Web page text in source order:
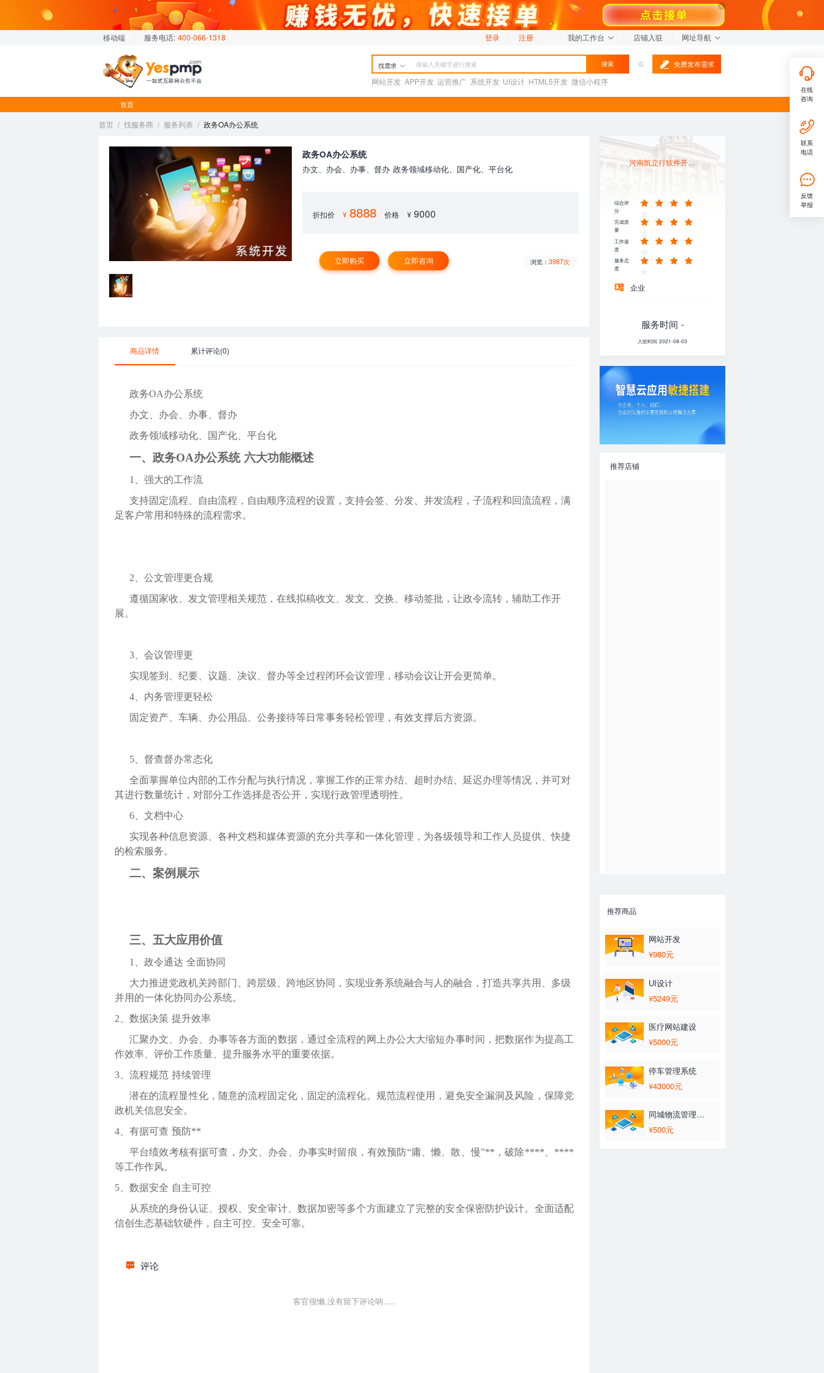
移动端 服务电话: 400-066-1318 登录 注册 我的工作台 店铺入驻 网址导航
找需求 搜索
网站开发 APP开发 运营推广 系统开发 UI设计 HTML5开发 微信小程序
或 免费发布需求
首页
首页 / 找服务商 / 服务列表 / 政务OA办公系统
政务OA办公系统
办文、办会、办事、督办 政务领域移动化、国产化、平台化
折扣价 ¥8888 价格 ¥ 9000
立即购买 立即咨询 浏览：3987次
商品详情 累计评论(0)
政务OA办公系统
办文、办会、办事、督办
政务领域移动化、国产化、平台化
一、政务OA办公系统 六大功能概述
1、 强大的工作流
支持固定流程、自由流程，自由顺序流程的设置，支持会签、分发、并发流程，子流程和回流流程，满
足客户常用和特殊的流程需求。
2、 公文管理更合规
遵循国家收、发文管理相关规范，在线拟稿收文、发文、交换、移动签批，让政令流转，辅助工作开
展。
3、 会议管理更
实现签到、纪要、议题、决议、督办等全过程闭环会议管理，移动会议让开会更简单。
4、 内务管理更轻松
固定资产、车辆、办公用品、公务接待等日常事务轻松管理，有效支撑后方资源。
5、 督查督办常态化
全面掌握单位内部的工作分配与执行情况，掌握工作的正常办结、超时办结、延迟办理等情况，并可对
其进行数量统计，对部分工作选择是否公开，实现行政管理透明性。
6、 文档中心
实现各种信息资源、各种文档和媒体资源的充分共享和一体化管理，为各级领导和工作人员提供、快捷
的检索服务。
二、案例展示
三、五大应用价值
1、 政令通达 全面协同
大力推进党政机关跨部门、跨层级、跨地区协同，实现业务系统融合与人的融合，打造共享共用、多级
并用的一体化协同办公系统。
2、 数据决策 提升效率
汇聚办文、办会、办事等各方面的数据，通过全流程的网上办公大大缩短办事时间，把数据作为提高工
作效率、评价工作质量、提升服务水平的重要依据。
3、 流程规范 持续管理
潜在的流程显性化，随意的流程固定化，固定的流程化。规范流程使用，避免安全漏洞及风险，保障党
政机关信息安全。
4、 有据可查 预防**
平台绩效考核有据可查，办文、办会、办事实时留痕，有效预防“庸、懒、散、慢”**，破除****、****
等工作作风。
5、 数据安全 自主可控
从系统的身份认证、授权、安全审计、数据加密等多个方面建立了完整的安全保密防护设计。全面适配
信创生态基础软硬件，自主可控、安全可靠。
评论
客官很懒,没有留下评论呐.....
河南凯立行软件开发有限公司
综合评
分
完成质
量
工作速
度
服务态
度
企业
服务时间 -
入驻时间 2021-08-03
推荐店铺
推荐商品
网站开发
¥980元
UI设计
¥5249元
医疗网站建设
¥5000元
停车管理系统
¥43000元
同城物流管理系统
¥500元
在线
咨询
联系
电话
反馈
举报